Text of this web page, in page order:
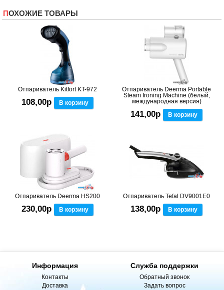
ПОХОЖИЕ ТОВАРЫ
Отпариватель Kitfort KT-972
108,00р В корзину
Отпариватель Deerma Portable
Steam Ironing Machine (белый,
международная версия)
141,00р В корзину
Отпариватель Deerma HS200
230,00р В корзину
Отпариватель Tefal DV9001E0
138,00р В корзину
Информация
Контакты
Доставка
Служба поддержки
Обратный звонок
Задать вопрос